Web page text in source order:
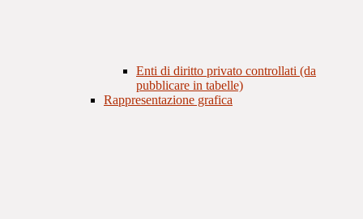
Enti di diritto privato controllati (da
pubblicare in tabelle)
Rappresentazione grafica